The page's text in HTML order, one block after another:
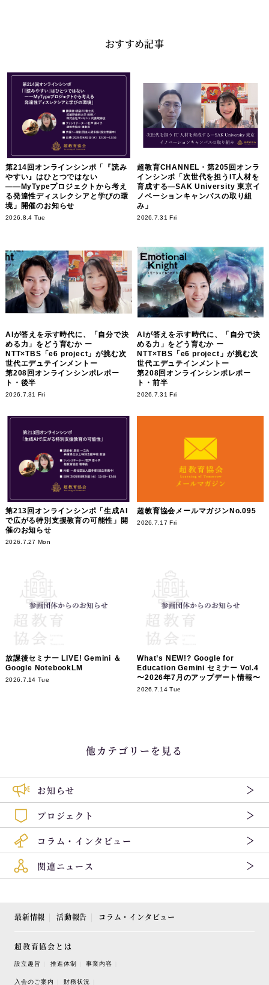
おすすめ記事
第214回オンラインシンポ「『読み
やすい』はひとつではない
――MyTypeプロジェクトから考え
る発達性ディスレクシアと学びの環
境」開催のお知らせ
2026.8.4 Tue
超教育CHANNEL・第205回オンラ
インシンポ「次世代を担うIT人材を
育成する―SAK University 東京イ
ノベーションキャンパスの取り組
み」
2026.7.31 Fri
AIが答えを示す時代に、「自分で決
める力」をどう育むか ー
NTT×TBS「e6 project」が挑む次
世代エデュテインメントー
第208回オンラインシンポレポー
ト・後半
2026.7.31 Fri
AIが答えを示す時代に、「自分で決
める力」をどう育むか ー
NTT×TBS「e6 project」が挑む次
世代エデュテインメントー
第208回オンラインシンポレポー
ト・前半
2026.7.31 Fri
第213回オンラインシンポ「生成AI
で広がる特別支援教育の可能性」開
催のお知らせ
2026.7.27 Mon
超教育協会メールマガジンNo.095
2026.7.17 Fri
放課後セミナー LIVE! Gemini ＆
Google NotebookLM
2026.7.14 Tue
What’s NEW!? Google for
Education Gemini セミナー Vol.4
〜2026年7月のアップデート情報〜
2026.7.14 Tue
他カテゴリーを見る
お知らせ
プロジェクト
コラム・インタビュー
関連ニュース
最新情報 活動報告 コラム・インタビュー
超教育協会とは
設立趣旨 推進体制 事業内容
入会のご案内 財務状況